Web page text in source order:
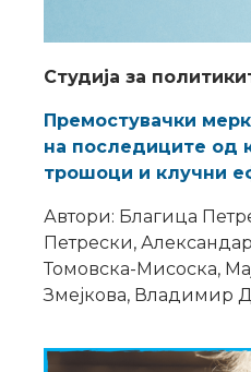
Студија за
Премостувачки
на последиците од
трошоци и клучни
Автори: Благица
Петрески,
Томовска-Мисоска,
Змејкова, Владимир